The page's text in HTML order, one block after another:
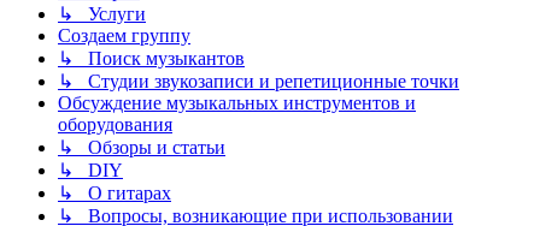
↳ Услуги
Создаем группу
↳ Поиск музыкантов
↳ Студии звукозаписи и репетиционные точки
Обсуждение музыкальных инструментов и
оборудования
↳ Обзоры и статьи
↳ DIY
↳ О гитарах
↳ Вопросы, возникающие при использовании